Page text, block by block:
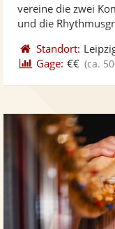
vereine die zwei
und die
Standort:
Gage: €€ (ca.